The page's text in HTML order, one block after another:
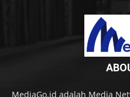
MediaGo.id adalah Media